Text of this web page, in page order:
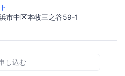
市中区本牧三之谷59-1
し込む